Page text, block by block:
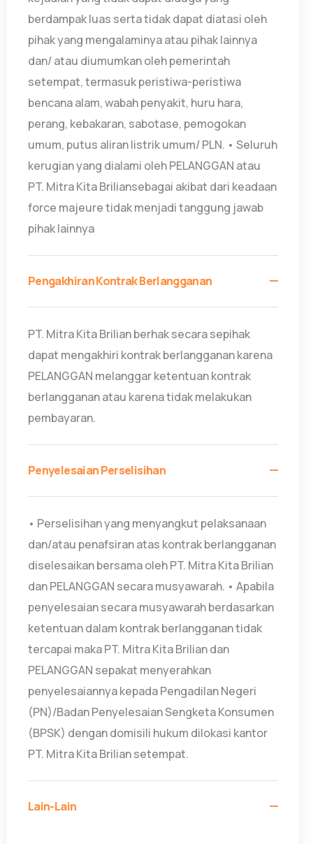
berdampak luas serta tidak dapat diatasi oleh
pihak yang mengalaminya atau pihak lainnya
dan/ atau diumumkan oleh pemerintah
setempat, termasuk peristiwa-peristiwa
bencana alam, wabah penyakit, huru hara,
perang, kebakaran, sabotase, pemogokan
umum, putus aliran listrik umum/ PLN. • Seluruh
kerugian yang dialami oleh PELANGGAN atau
PT. Mitra Kita Briliansebagai akibat dari keadaan
force majeure tidak menjadi tanggung jawab
pihak lainnya
Pengakhiran Kontrak Berlangganan
PT. Mitra Kita Brilian berhak secara sepihak
dapat mengakhiri kontrak berlangganan karena
PELANGGAN melanggar ketentuan kontrak
berlangganan atau karena tidak melakukan
pembayaran.
Penyelesaian Perselisihan
• Perselisihan yang menyangkut pelaksanaan
dan/atau penafsiran atas kontrak berlangganan
diselesaikan bersama oleh PT. Mitra Kita Brilian
dan PELANGGAN secara musyawarah. • Apabila
penyelesaian secara musyawarah berdasarkan
ketentuan dalam kontrak berlangganan tidak
tercapai maka PT. Mitra Kita Brilian dan
PELANGGAN sepakat menyerahkan
penyelesaiannya kepada Pengadilan Negeri
(PN)/Badan Penyelesaian Sengketa Konsumen
(BPSK) dengan domisili hukum dilokasi kantor
PT. Mitra Kita Brilian setempat.
Lain-Lain